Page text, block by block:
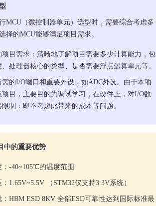
MCU（微控制器单元）选型时，需要综合考虑多
择的MCU能够满足项目需求。
项目需求：清晰地了解项目需要多少计算能力，包
处理器核心的类型、是否需要浮点运算单元等。
需的I/O端口和重要外设，如ADC外设。由于本项
项目，主要目的为调试学习，在硬件上，对I/O数
制：即不考虑此带来的成本等问题。
中的重要优势
：-40~105℃的温度范围
1.65V~5.5V （STM32仅支持3.3V系统）
：HBM ESD 8KV 全部ESD可靠性达到国际标准最